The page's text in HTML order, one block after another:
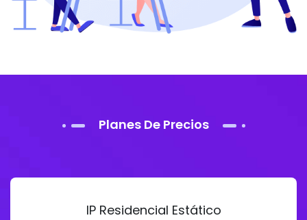
Planes De Precios
IP Residencial Estático